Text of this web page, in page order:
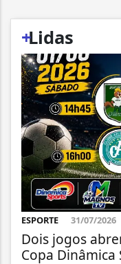
+
Lidas
ESPORTE 31/07/2026
Dois jogos
Copa